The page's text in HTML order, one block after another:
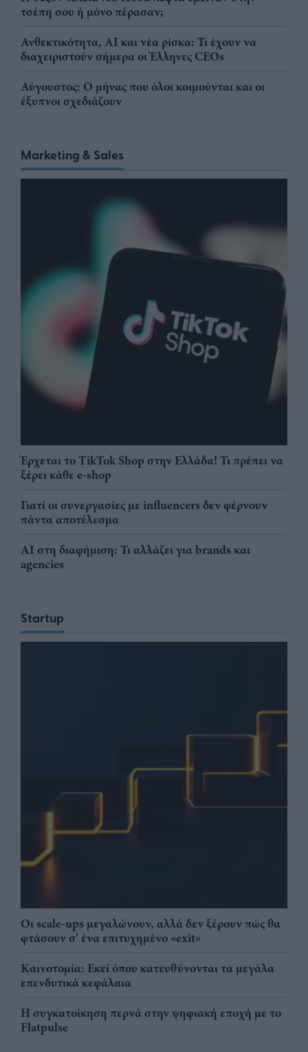
τσέπη σου ή μόνο πέρασαν;
Ανθεκτικότητα, AI και νέα ρίσκα: Τι έχουν να
διαχειριστούν σήμερα οι Έλληνες CEOs
Αύγουστος: Ο μήνας που όλοι κοιμούνται και οι
έξυπνοι σχεδιάζουν
Marketing & Sales
Έρχεται το TikTok Shop στην Ελλάδα! Τι πρέπει να
ξέρει κάθε e-shop
Γιατί οι συνεργασίες με influencers δεν φέρνουν
πάντα αποτέλεσμα
AI στη διαφήμιση: Τι αλλάζει για brands και
agencies
Startup
Οι scale-ups μεγαλώνουν, αλλά δεν ξέρουν πώς θα
φτάσουν σ' ένα επιτυχημένο «exit»
Καινοτομία: Εκεί όπου κατευθύνονται τα μεγάλα
επενδυτικά κεφάλαια
Η συγκατοίκηση περνά στην ψηφιακή εποχή με το
Flatpulse